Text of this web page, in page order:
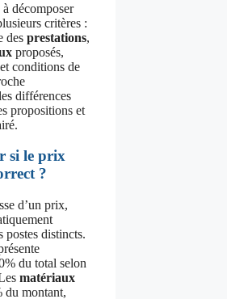
décomposer
critères :
des prestations,
proposés,
conditions de
différences
propositions et
si le prix
?
d’un prix,
postes distincts.
du total selon
matériaux
du montant,